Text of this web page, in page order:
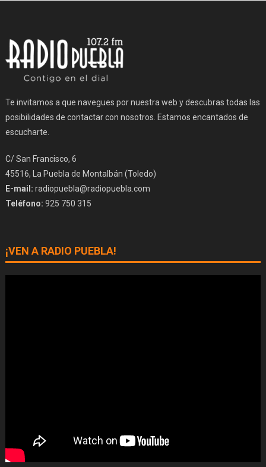
Te invitamos a que navegues por nuestra web y descubras todas las
posibilidades de contactar con nosotros. Estamos encantados de
escucharte.
C/ San Francisco, 6
45516, La Puebla de Montalbán (Toledo)
E-mail: radiopuebla@radiopuebla.com
Teléfono: 925 750 315
¡VEN A RADIO PUEBLA!